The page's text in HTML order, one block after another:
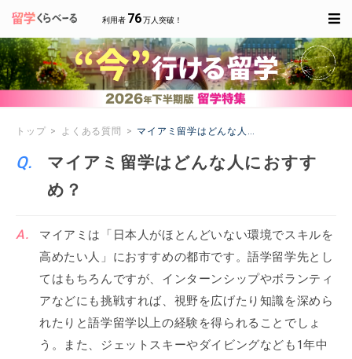
利用者 76万人突破！
トップ よくある質問 マイアミ留学はどんな人におすすめ？
マイアミ留学はどんな人におすす
め？
マイアミは「日本人がほとんどいない環境でスキルを
高めたい人」におすすめの都市です。語学留学先とし
てはもちろんですが、インターンシップやボランティ
アなどにも挑戦すれば、視野を広げたり知識を深めら
れたりと語学留学以上の経験を得られることでしょ
う。また、ジェットスキーやダイビングなども1年中